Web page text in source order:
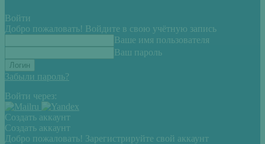
Войти
Добро пожаловать! Войдите в свою учётную запись
Ваше имя пользователя
Ваш пароль
Забыли пароль?
Войти через:
Создать аккаунт
Создать аккаунт
Добро пожаловать! Зарегистрируйте свой аккаунт